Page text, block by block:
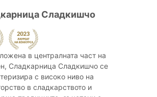
Сладкишчо
в централната част на
Сладкарница Сладкишчо се
с високо ниво на
в сладкарството и